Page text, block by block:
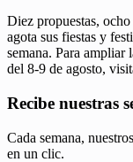
Diez propuestas,
agota sus fiestas y
semana. Para ampliar
del 8-9 de agosto,
Recibe nuestras
Cada semana,
en un clic.